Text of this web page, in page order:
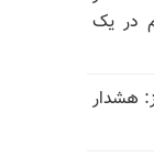
دست کم ۲۶ اعدام در یک
هشدار